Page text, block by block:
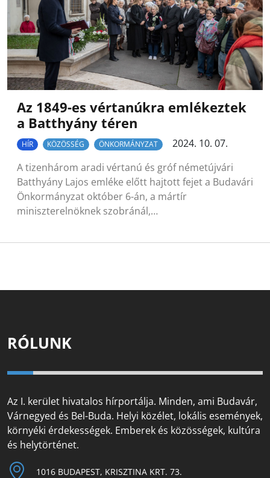
Az 1849-es vértanúkra emlékeztek
a Batthyány téren
HÍR KÖZÖSSÉG ÖNKORMÁNYZAT
2024. 10. 07.
A tizenhárom aradi vértanú és gróf németújvári
Batthyány Lajos emléke előtt hajtott fejet a Budavári
Önkormányzat október 6-án, a mártír
miniszterelnöknek szobránál,…
RÓLUNK
Az I. kerület hivatalos hírportálja. Minden, ami Budavár,
Várnegyed és Bel-Buda. Helyi közélet, lokális események,
környéki érdekességek. Emberek és közösségek, kultúra
és helytörténet.
1016 BUDAPEST, KRISZTINA KRT. 73.